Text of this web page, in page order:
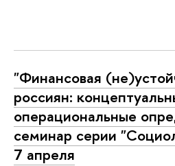
"Финансовая
россиян:
операциональные
семинар серии
7 апреля